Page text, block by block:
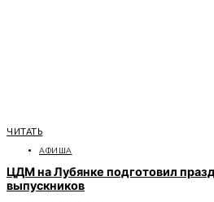
ЧИТАТЬ
АФИША
ЦДМ на Лубянке подготовил
выпускников